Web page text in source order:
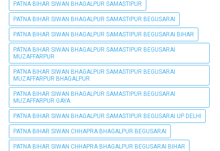
PATNA BIHAR SIWAN BHAGALPUR SAMASTIPUR
PATNA BIHAR SIWAN BHAGALPUR SAMASTIPUR BEGUSARAI
PATNA BIHAR SIWAN BHAGALPUR SAMASTIPUR BEGUSARAI BIHAR
PATNA BIHAR SIWAN BHAGALPUR SAMASTIPUR BEGUSARAI
MUZAFFARPUR
PATNA BIHAR SIWAN BHAGALPUR SAMASTIPUR BEGUSARAI
MUZAFFARPUR BHAGALPUR
PATNA BIHAR SIWAN BHAGALPUR SAMASTIPUR BEGUSARAI
MUZAFFARPUR GAYA
PATNA BIHAR SIWAN BHAGALPUR SAMASTIPUR BEGUSARAI UP DELHI
PATNA BIHAR SIWAN CHHAPRA BHAGALPUR BEGUSARAI
PATNA BIHAR SIWAN CHHAPRA BHAGALPUR BEGUSARAI BIHAR